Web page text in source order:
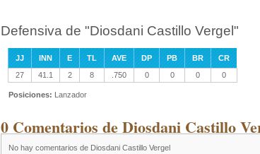
Defensiva de "Diosdani Castillo Vergel"
JJ INN E TL AVE DP PB BR
CR
27
41.1 2 8 .750 0 0 0 0
Posiciones: Lanzador
0 Comentarios de Diosdani Castillo
No hay comentarios de Diosdani Castillo Vergel